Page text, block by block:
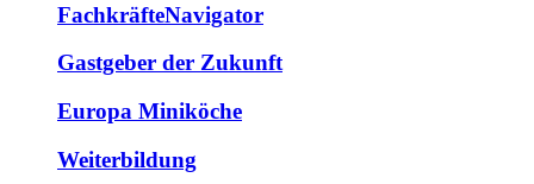
FachkräfteNavigator
Gastgeber der Zukunft
Europa Miniköche
Weiterbildung